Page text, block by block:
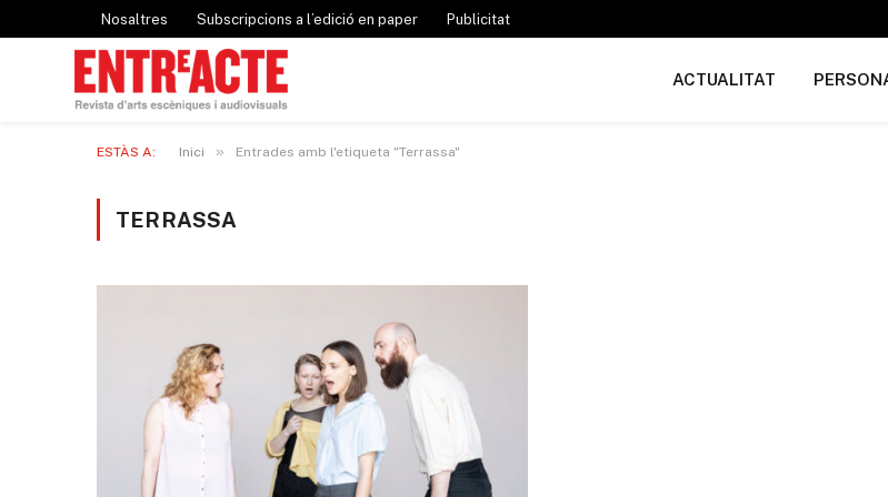
Nosaltres Subscripcions a l’edició en paper Publicitat
ACTUALITAT
ESTÀS A: Inici » Entrades amb l'etiqueta "Terrassa"
TERRASSA